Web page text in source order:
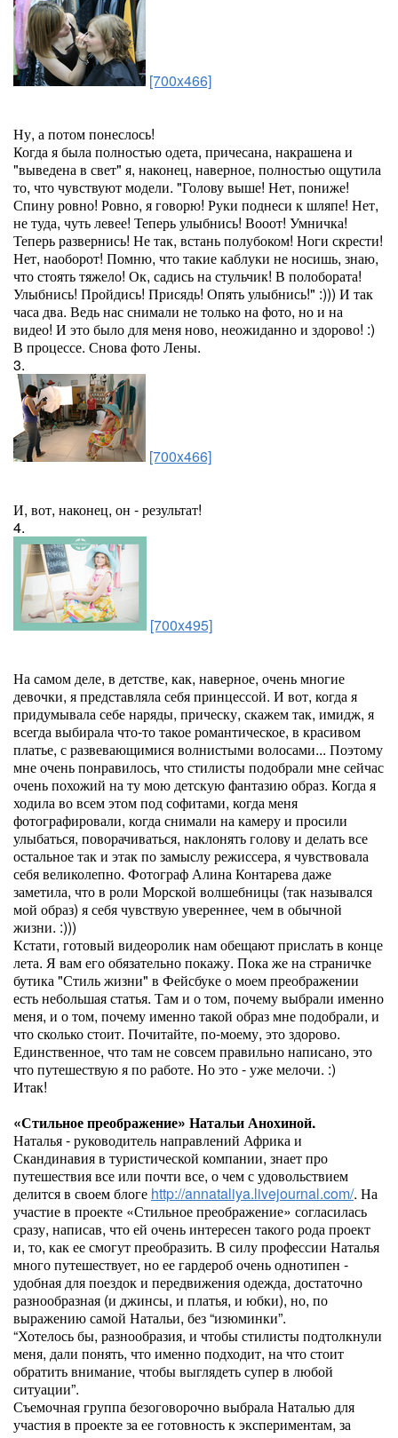
[700x466]
Ну, а потом понеслось!
Когда я была полностью одета, причесана, накрашена и
"выведена в свет" я, наконец, наверное, полностью ощутила
то, что чувствуют модели. "Голову выше! Нет, пониже!
Спину ровно! Ровно, я говорю! Руки поднеси к шляпе! Нет,
не туда, чуть левее! Теперь улыбнись! Вооот! Умничка!
Теперь развернись! Не так, встань полубоком! Ноги скрести!
Нет, наоборот! Помню, что такие каблуки не носишь, знаю,
что стоять тяжело! Ок, садись на стульчик! В полобората!
Улыбнись! Пройдись! Присядь! Опять улыбнись!" :))) И так
часа два. Ведь нас снимали не только на фото, но и на
видео! И это было для меня ново, неожиданно и здорово! :)
В процессе. Снова фото Лены.
3.
[700x466]
И, вот, наконец, он - результат!
4.
[700x495]
На самом деле, в детстве, как, наверное, очень многие
девочки, я представляла себя принцессой. И вот, когда я
придумывала себе наряды, прическу, скажем так, имидж, я
всегда выбирала что-то такое романтическое, в красивом
платье, с развевающимися волнистыми волосами... Поэтому
мне очень понравилось, что стилисты подобрали мне сейчас
очень похожий на ту мою детскую фантазию образ. Когда я
ходила во всем этом под софитами, когда меня
фотографировали, когда снимали на камеру и просили
улыбаться, поворачиваться, наклонять голову и делать все
остальное так и этак по замыслу режиссера, я чувствовала
себя великолепно. Фотограф Алина Контарева даже
заметила, что в роли Морской волшебницы (так назывался
мой образ) я себя чувствую увереннее, чем в обычной
жизни. :)))
Кстати, готовый видеоролик нам обещают прислать в конце
лета. Я вам его обязательно покажу. Пока же на страничке
бутика "Стиль жизни" в Фейсбуке о моем преображении
есть небольшая статья. Там и о том, почему выбрали именно
меня, и о том, почему именно такой образ мне подобрали, и
что сколько стоит. Почитайте, по-моему, это здорово.
Единственное, что там не совсем правильно написано, это
что путешествую я по работе. Но это - уже мелочи. :)
Итак!
«Стильное преображение» Натальи Анохиной.
Наталья - руководитель направлений Африка и
Скандинавия в туристической компании, знает про
путешествия все или почти все, о чем с удовольствием
делится в своем блоге http://annataliya.livejournal.com/. На
участие в проекте «Стильное преображение» согласилась
сразу, написав, что ей очень интересен такого рода проект
и, то, как ее смогут преобразить. В силу профессии Наталья
много путешествует, но ее гардероб очень однотипен -
удобная для поездок и передвижения одежда, достаточно
разнообразная (и джинсы, и платья, и юбки), но, по
выражению самой Натальи, без “изюминки”.
“Хотелось бы, разнообразия, и чтобы стилисты подтолкнули
меня, дали понять, что именно подходит, на что стоит
обратить внимание, чтобы выглядеть супер в любой
ситуации”.
Съемочная группа безоговорочно выбрала Наталью для
участия в проекте за ее готовность к экспериментам, за